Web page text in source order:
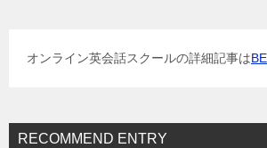
オンライン英会話スクールの詳細記事は
RECOMMEND ENTRY